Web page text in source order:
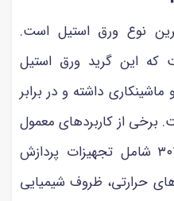
نوع ورق استیل است.
که این گرید ورق استیل
داشته و در برابر
برخی از کاربردهای معمول
ورق‌های استیل ۳۰۴ شامل تجهیزات پردازش
حرارتی، ظروف شیمیایی